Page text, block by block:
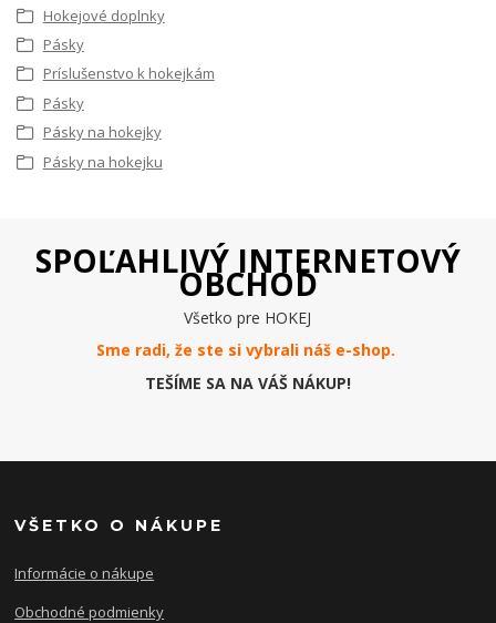
Hokejové doplnky
Pásky
Príslušenstvo k hokejkám
Pásky
Pásky na hokejky
Pásky na hokejku
SPOĽAHLIVÝ INTERNETOVÝ
OBCHOD
Všetko pre HOKEJ
Sme radi, že ste si vybrali náš e-shop.
TEŠÍME SA NA VÁŠ NÁKUP!
VŠETKO O NÁKUPE
Informácie o nákupe
Obchodné podmienky